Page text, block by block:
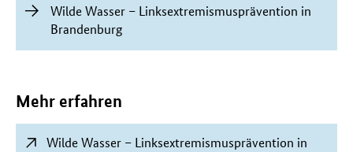
Wilde Wasser – Linksextremismusprävention in
Brandenburg
Mehr erfahren
Wilde Wasser – Linksextremismusprävention in